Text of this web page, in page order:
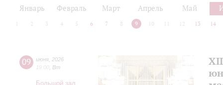
Январь Февраль Март Апрель Май
2 3 4 5 6 7 8 9 10 12 13 14
09 июня 2026
19:00 Вт
Большой зал